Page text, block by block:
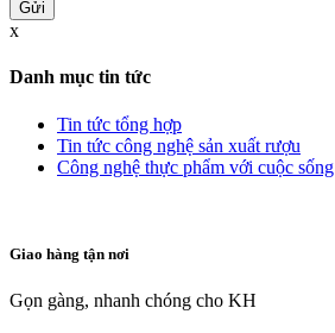
x
Danh mục tin tức
Tin tức tổng hợp
Tin tức công nghệ sản xuất rượu
Công nghệ thực phẩm với cuộc sống
Giao hàng tận nơi
Gọn gàng, nhanh chóng cho KH